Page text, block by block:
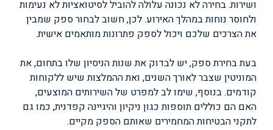
ושירות. בחירה לא נכונה עלולה להוביל לסיטואציות לא נעימות
ולחוסר נוחות במהלך האירוע. לכן, חשוב לבחור ספק שמבין
את הצרכים שלכם ויכול לספק פתרונות מותאמים אישית.
בעת בחירת ספק, יש לבדוק את שנות הניסיון שלו בתחום, את
המוניטין שצבר לאורך השנים, ואת ההמלצות שיש ללקוחות
קודמים. בנוסף, שימו לב למפרט של השירותים המוצעים,
האם הם כוללים תוספות כגון ניקיון והיגיינה קפדנית, כמו גם
לתקני הבטיחות המחמירים שאותם הספק מקיים.